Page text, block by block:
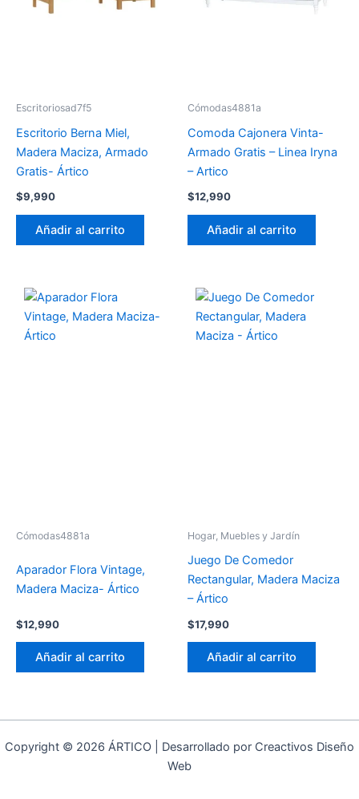
Escritoriosad7f5
Escritorio Berna Miel,
Madera Maciza, Armado
Gratis- Ártico
$9,990
Añadir al carrito
Cómodas4881a
Comoda Cajonera Vinta-
Armado Gratis – Linea Iryna
– Artico
$12,990
Añadir al carrito
Cómodas4881a
Aparador Flora Vintage,
Madera Maciza- Ártico
$12,990
Añadir al carrito
Hogar, Muebles y Jardín
Juego De Comedor
Rectangular, Madera Maciza
– Ártico
$17,990
Añadir al carrito
Copyright © 2026 ÁRTICO | Desarrollado por Creactivos Diseño
Web